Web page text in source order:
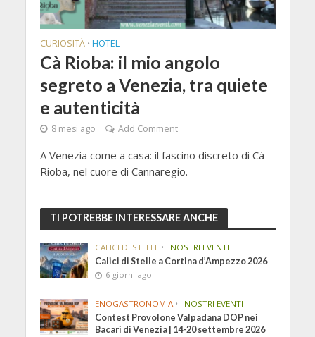
CURIOSITÀ • HOTEL
Cà Rioba: il mio angolo
segreto a Venezia, tra quiete
e autenticità
8 mesi ago Add Comment
A Venezia come a casa: il fascino discreto di Cà
Rioba, nel cuore di Cannaregio.
TI POTREBBE INTERESSARE ANCHE
CALICI DI STELLE • I NOSTRI EVENTI
Calici di Stelle a Cortina d’Ampezzo 2026
6 giorni ago
ENOGASTRONOMIA • I NOSTRI EVENTI
Contest Provolone Valpadana DOP nei
Bacari di Venezia | 14-20 settembre 2026